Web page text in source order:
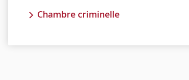
Chambre criminelle